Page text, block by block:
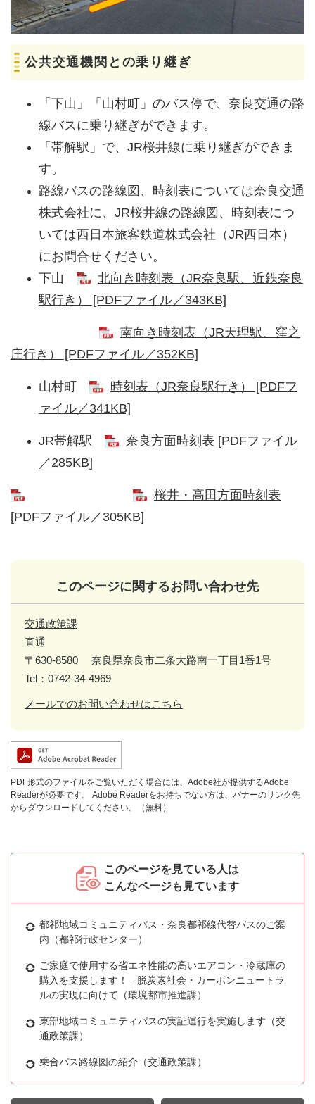
公共交通機関との乗り継ぎ
「下山」「山村町」のバス停で、奈良交通の路
線バスに乗り継ぎができます。
「帯解駅」で、JR桜井線に乗り継ぎができま
す。
路線バスの路線図、時刻表については奈良交通
株式会社に、JR桜井線の路線図、時刻表につ
いては西日本旅客鉄道株式会社（JR西日本）
にお問合せください。
下山
北向き時刻表（JR奈良駅、近鉄奈良
駅行き） [PDFファイル／343KB]
南向き時刻表（JR天理駅、窪之
庄行き） [PDFファイル／352KB]
山村町
時刻表（JR奈良駅行き） [PDFフ
ァイル／341KB]
JR帯解駅
奈良方面時刻表 [PDFファイル
／285KB]
桜井・高田方面時刻表
[PDFファイル／305KB]
このページに関するお問い合わせ先
交通政策課
直通
〒630-8580
奈良県奈良市二条大路南一丁目1番1号
Tel：0742-34-4969
メールでのお問い合わせはこちら
PDF形式のファイルをご覧いただく場合には、Adobe社が提供するAdobe
Readerが必要です。
Adobe Readerをお持ちでない方は、バナーのリンク先
からダウンロードしてください。（無料）
このページを見ている人は
こんなページも見ています
都祁地域コミュニティバス・奈良都祁線代替バスのご案
内（都祁行政センター）
ご家庭で使用する省エネ性能の高いエアコン・冷蔵庫の
購入を支援します！ - 脱炭素社会・カーボンニュートラ
ルの実現に向けて（環境都市推進課）
東部地域コミュニティバスの実証運行を実施します（交
通政策課）
乗合バス路線図の紹介（交通政策課）